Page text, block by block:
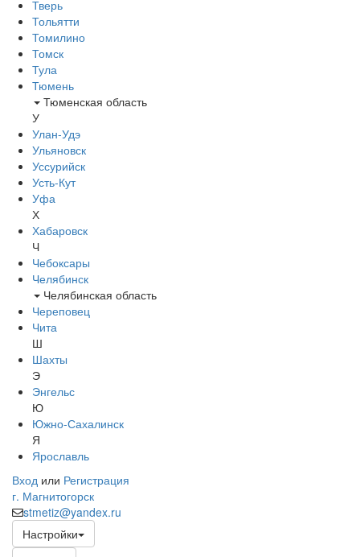
Тверь
Тольятти
Томилино
Томск
Тула
Тюмень
Тюменская область
У
Улан-Удэ
Ульяновск
Уссурийск
Усть-Кут
Уфа
Х
Хабаровск
Ч
Чебоксары
Челябинск
Челябинская область
Череповец
Чита
Ш
Шахты
Э
Энгельс
Ю
Южно-Сахалинск
Я
Ярославль
Вход или Регистрация
г. Магнитогорск
stmetiz@yandex.ru
Настройки